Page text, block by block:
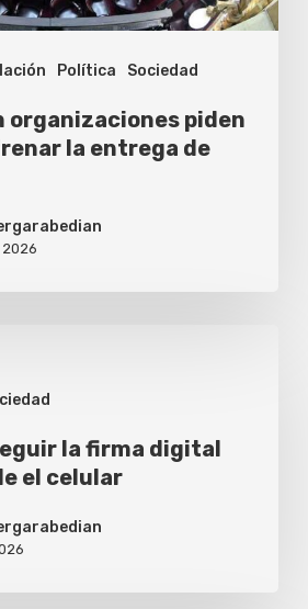
Política Sociedad
organizaciones piden
la entrega de
la firma digital
el celular